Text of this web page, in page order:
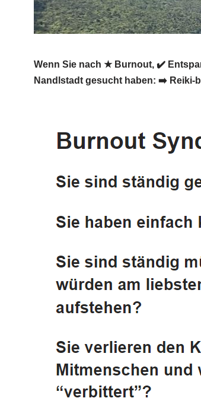
Wenn Sie nach ★ Burnout, ✔️
Nandlstadt gesucht haben: ➡️ Reiki-